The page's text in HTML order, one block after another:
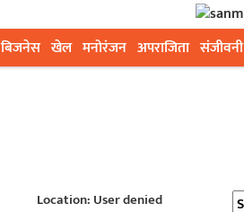
बिजनेस खेल मनोरंजन अपराजिता संजीवनी
Location: User denied